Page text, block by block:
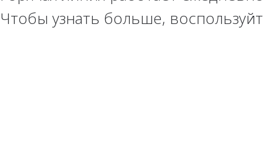
Чтобы узнать больше,